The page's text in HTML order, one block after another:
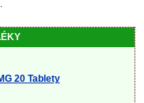
20 Tablety